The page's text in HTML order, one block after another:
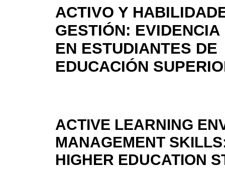
ACTIVO Y
GESTIÓN: EVIDENCIA
EN ESTUDIANTES DE
EDUCACIÓN
ACTIVE LEARNING
MANAGEMENT
HIGHER EDUCATION